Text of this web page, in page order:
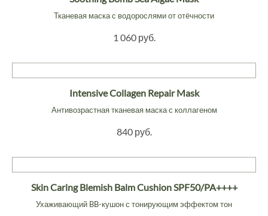
Тканевая маска с водорослями от отёчности
1 060 руб.
Intensive Collagen Repair Mask
Антивозрастная тканевая маска с коллагеном
840 руб.
Skin Caring Blemish Balm Cushion SPF50/PA++++
Ухаживающий BB-кушон с тонирующим эффектом тон